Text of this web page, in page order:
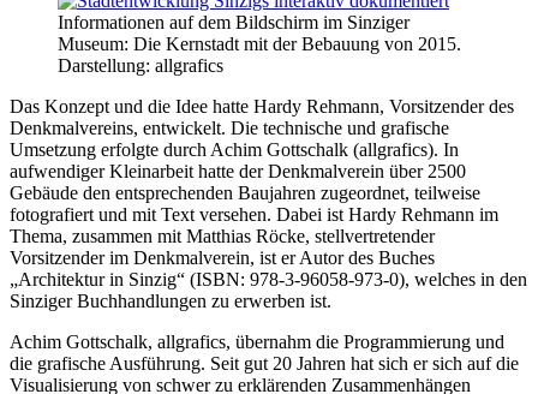
Informationen auf dem Bildschirm im Sinziger
Museum: Die Kernstadt mit der Bebauung von 2015.
Darstellung: allgrafics
Das Konzept und die Idee hatte Hardy Rehmann, Vorsitzender des
Denkmalvereins, entwickelt. Die technische und grafische
Umsetzung erfolgte durch Achim Gottschalk (allgrafics). In
aufwendiger Kleinarbeit hatte der Denkmalverein über 2500
Gebäude den entsprechenden Baujahren zugeordnet, teilweise
fotografiert und mit Text versehen. Dabei ist Hardy Rehmann im
Thema, zusammen mit Matthias Röcke, stellvertretender
Vorsitzender im Denkmalverein, ist er Autor des Buches
„Architektur in Sinzig“ (ISBN: 978-3-96058-973-0), welches in den
Sinziger Buchhandlungen zu erwerben ist.
Achim Gottschalk, allgrafics, übernahm die Programmierung und
die grafische Ausführung. Seit gut 20 Jahren hat sich er sich auf die
Visualisierung von schwer zu erklärenden Zusammenhängen